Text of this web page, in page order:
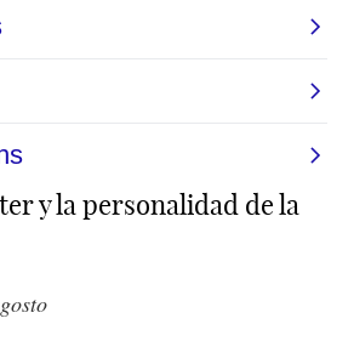
y la personalidad de la